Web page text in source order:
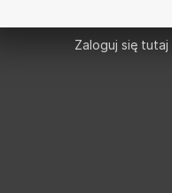
Zaloguj się tutaj